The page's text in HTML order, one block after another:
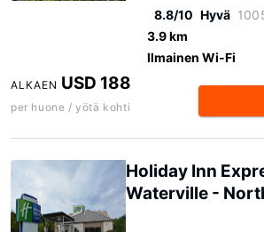
8.8/10 Hyvä
3.9 km
Ilmainen Wi-Fi
ALKAEN USD 188
per huone / yötä kohti
Holiday Inn
Waterville -